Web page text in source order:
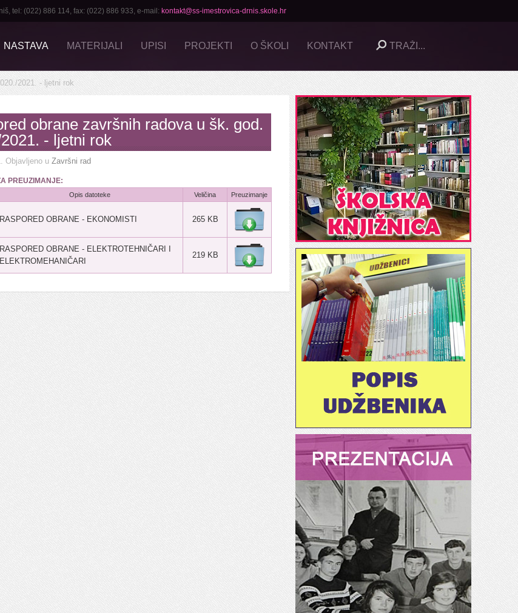
tel: (022) 886 114, fax: (022) 886 933, e-mail: kontakt@ss-imestrovica-drnis.skole.hr
NASTAVA MATERIJALI UPISI PROJEKTI O ŠKOLI KONTAKT
2021. - ljetni rok
obrane završnih radova u šk. god.
- ljetni rok
. Objavljeno u Završni rad
PREUZIMANJE:
Opis datoteke Veličina Preuzimanje
RASPORED OBRANE - EKONOMISTI 265 KB
RASPORED OBRANE - ELEKTROTEHNIČARI I
ELEKTROMEHANIČARI
219 KB